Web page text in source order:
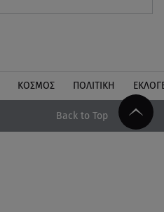
ΚΟΣΜΟΣ ΠΟΛΙΤΙΚΗ
Back to Top